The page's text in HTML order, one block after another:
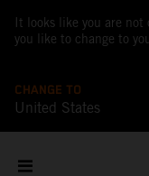
It looks like you are not
you like to change to
CHANGE TO
United States